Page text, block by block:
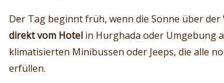
Der Tag beginnt früh, wenn die Sonne über
direkt vom Hotel in Hurghada oder Umgebung
klimatisierten Minibussen oder Jeeps, die alle
erfüllen.